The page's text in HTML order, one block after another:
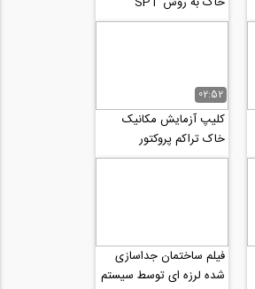
02:52
کلیپ آزمایش مکانیک
خاک تراکم پروکتور
(Proctor)
فیلم ساختمان جداسازی
شده لرزه ای توسط سیستم